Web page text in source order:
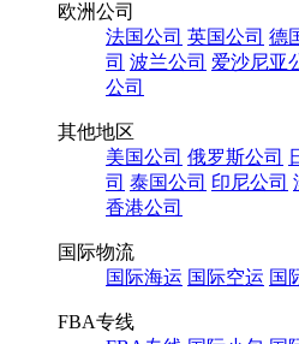
欧洲公司
法国公司 英国公司 德
司 波兰公司 爱沙尼亚
公司
其他地区
美国公司 俄罗斯公司
司 泰国公司 印尼公司
香港公司
国际物流
国际海运 国际空运 国
FBA专线